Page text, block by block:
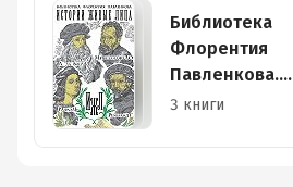
Библиотека
Флорентия
Павленкова.
Истории живые
3 книги